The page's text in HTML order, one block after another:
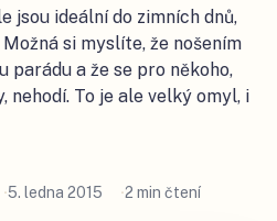
jsou ideální do zimních dnů,
si myslíte, že nošením
parádu a že se pro někoho,
nehodí. To je ale velký omyl, i
5. ledna 2015 2 min čtení